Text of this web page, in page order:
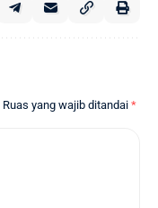
Ruas yang wajib ditandai *